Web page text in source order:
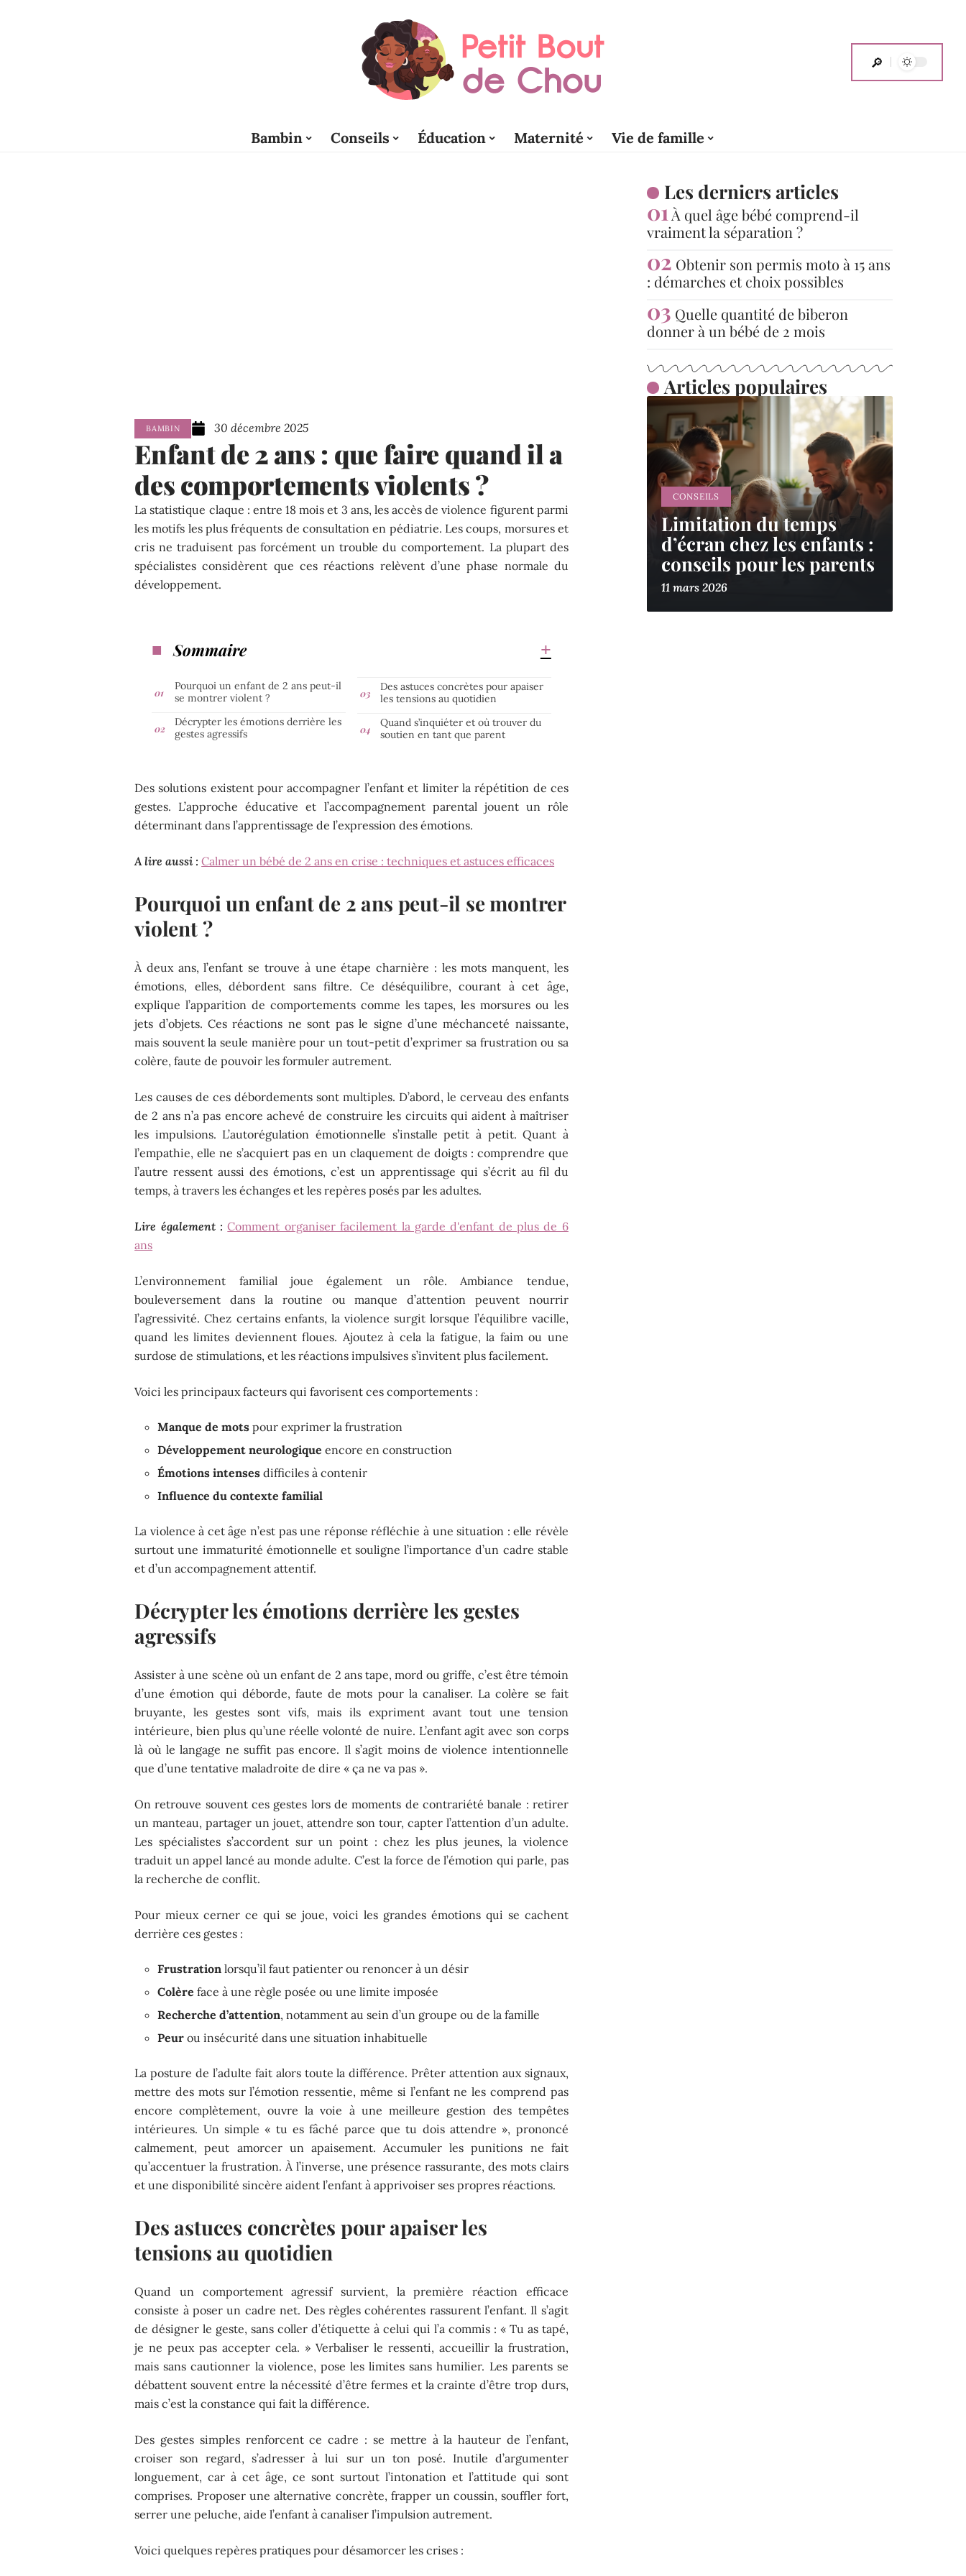
Bambin Conseils Éducation Maternité Vie de famille
BAMBIN 30 décembre 2025
Enfant de 2 ans : que faire quand il a
des comportements violents ?
La statistique claque : entre 18 mois et 3 ans, les accès de violence figurent parmi
les motifs les plus fréquents de consultation en pédiatrie. Les coups, morsures et
cris ne traduisent pas forcément un trouble du comportement. La plupart des
spécialistes considèrent que ces réactions relèvent d’une phase normale du
développement.
Sommaire
Pourquoi un enfant de 2 ans peut-il
se montrer violent ?
Décrypter les émotions derrière les
gestes agressifs
Des astuces concrètes pour apaiser
les tensions au quotidien
Quand s’inquiéter et où trouver du
soutien en tant que parent
Des solutions existent pour accompagner l’enfant et limiter la répétition de ces
gestes. L’approche éducative et l’accompagnement parental jouent un rôle
déterminant dans l’apprentissage de l’expression des émotions.
A lire aussi : Calmer un bébé de 2 ans en crise : techniques et astuces efficaces
Pourquoi un enfant de 2 ans peut-il se montrer
violent ?
À deux ans, l’enfant se trouve à une étape charnière : les mots manquent, les
émotions, elles, débordent sans filtre. Ce déséquilibre, courant à cet âge,
explique l’apparition de comportements comme les tapes, les morsures ou les
jets d’objets. Ces réactions ne sont pas le signe d’une méchanceté naissante,
mais souvent la seule manière pour un tout-petit d’exprimer sa frustration ou sa
colère, faute de pouvoir les formuler autrement.
Les causes de ces débordements sont multiples. D’abord, le cerveau des enfants
de 2 ans n’a pas encore achevé de construire les circuits qui aident à maîtriser
les impulsions. L’autorégulation émotionnelle s’installe petit à petit. Quant à
l’empathie, elle ne s’acquiert pas en un claquement de doigts : comprendre que
l’autre ressent aussi des émotions, c’est un apprentissage qui s’écrit au fil du
temps, à travers les échanges et les repères posés par les adultes.
Lire également : Comment organiser facilement la garde d'enfant de plus de 6
ans
L’environnement familial joue également un rôle. Ambiance tendue,
bouleversement dans la routine ou manque d’attention peuvent nourrir
l’agressivité. Chez certains enfants, la violence surgit lorsque l’équilibre vacille,
quand les limites deviennent floues. Ajoutez à cela la fatigue, la faim ou une
surdose de stimulations, et les réactions impulsives s’invitent plus facilement.
Voici les principaux facteurs qui favorisent ces comportements :
Manque de mots pour exprimer la frustration
Développement neurologique encore en construction
Émotions intenses difficiles à contenir
Influence du contexte familial
La violence à cet âge n’est pas une réponse réfléchie à une situation : elle révèle
surtout une immaturité émotionnelle et souligne l’importance d’un cadre stable
et d’un accompagnement attentif.
Décrypter les émotions derrière les gestes
agressifs
Assister à une scène où un enfant de 2 ans tape, mord ou griffe, c’est être témoin
d’une émotion qui déborde, faute de mots pour la canaliser. La colère se fait
bruyante, les gestes sont vifs, mais ils expriment avant tout une tension
intérieure, bien plus qu’une réelle volonté de nuire. L’enfant agit avec son corps
là où le langage ne suffit pas encore. Il s’agit moins de violence intentionnelle
que d’une tentative maladroite de dire « ça ne va pas ».
On retrouve souvent ces gestes lors de moments de contrariété banale : retirer
un manteau, partager un jouet, attendre son tour, capter l’attention d’un adulte.
Les spécialistes s’accordent sur un point : chez les plus jeunes, la violence
traduit un appel lancé au monde adulte. C’est la force de l’émotion qui parle, pas
la recherche de conflit.
Pour mieux cerner ce qui se joue, voici les grandes émotions qui se cachent
derrière ces gestes :
Frustration lorsqu’il faut patienter ou renoncer à un désir
Colère face à une règle posée ou une limite imposée
Recherche d’attention, notamment au sein d’un groupe ou de la famille
Peur ou insécurité dans une situation inhabituelle
La posture de l’adulte fait alors toute la différence. Prêter attention aux signaux,
mettre des mots sur l’émotion ressentie, même si l’enfant ne les comprend pas
encore complètement, ouvre la voie à une meilleure gestion des tempêtes
intérieures. Un simple « tu es fâché parce que tu dois attendre », prononcé
calmement, peut amorcer un apaisement. Accumuler les punitions ne fait
qu’accentuer la frustration. À l’inverse, une présence rassurante, des mots clairs
et une disponibilité sincère aident l’enfant à apprivoiser ses propres réactions.
Des astuces concrètes pour apaiser les
tensions au quotidien
Quand un comportement agressif survient, la première réaction efficace
consiste à poser un cadre net. Des règles cohérentes rassurent l’enfant. Il s’agit
de désigner le geste, sans coller d’étiquette à celui qui l’a commis : « Tu as tapé,
je ne peux pas accepter cela. » Verbaliser le ressenti, accueillir la frustration,
mais sans cautionner la violence, pose les limites sans humilier. Les parents se
débattent souvent entre la nécessité d’être fermes et la crainte d’être trop durs,
mais c’est la constance qui fait la différence.
Des gestes simples renforcent ce cadre : se mettre à la hauteur de l’enfant,
croiser son regard, s’adresser à lui sur un ton posé. Inutile d’argumenter
longuement, car à cet âge, ce sont surtout l’intonation et l’attitude qui sont
comprises. Proposer une alternative concrète, frapper un coussin, souffler fort,
serrer une peluche, aide l’enfant à canaliser l’impulsion autrement.
Voici quelques repères pratiques pour désamorcer les crises :
Les derniers articles
À quel âge bébé comprend-il
vraiment la séparation ?
Obtenir son permis moto à 15 ans
: démarches et choix possibles
Quelle quantité de biberon
donner à un bébé de 2 mois
Articles populaires
CONSEILS
Limitation du temps
d’écran chez les enfants :
conseils pour les parents
11 mars 2026